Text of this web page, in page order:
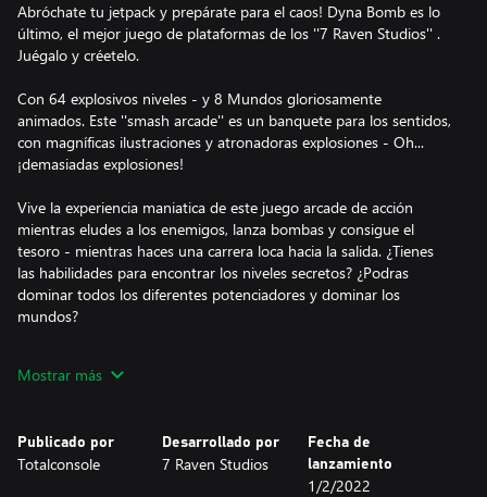
Abróchate tu jetpack y prepárate para el caos! Dyna Bomb es lo
último, el mejor juego de plataformas de los ''7 Raven Studios'' .
Juégalo y créetelo.
Con 64 explosivos niveles - y 8 Mundos gloriosamente
animados. Este ''smash arcade'' es un banquete para los sentidos,
con magníficas ilustraciones y atronadoras explosiones - Oh...
¡demasiadas explosiones!
Vive la experiencia maniatica de este juego arcade de acción
mientras eludes a los enemigos, lanza bombas y consigue el
tesoro - mientras haces una carrera loca hacia la salida. ¿Tienes
las habilidades para encontrar los niveles secretos? ¿Podras
dominar todos los diferentes potenciadores y dominar los
mundos?
acción, con una explosión de humor . ¡Disfruta de caracteristicas
mucho más!
Mostrar más
Publicado por
Totalconsole
Desarrollado por
7 Raven Studios
Fecha de
lanzamiento
1/2/2022